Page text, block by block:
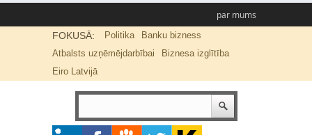
par mums
FOKUSĀ: Politika
Banku bizness
Atbalsts uzņēmējdarbībai
Biznesa izglītība
Eiro Latvijā